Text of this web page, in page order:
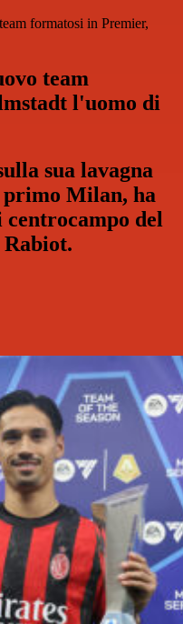
formatosi in Premier,
team
l'uomo di
sua lavagna
primo Milan, ha
centrocampo del
Rabiot.